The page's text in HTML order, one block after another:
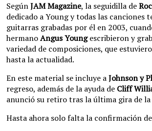
SegúnJAM Magazine, la seguidilla de
dedicado a Young y todas las canciones
guitarras grabadas por él en 2003,
hermanoAngus Youngescribieron y
variedad de composiciones, que
hasta la actualidad.
En este material se incluye aJohnson y
regreso, además de la ayuda de Cliff
anunció su retiro tras la última gira de la
Hasta ahora solo falta la confirmación